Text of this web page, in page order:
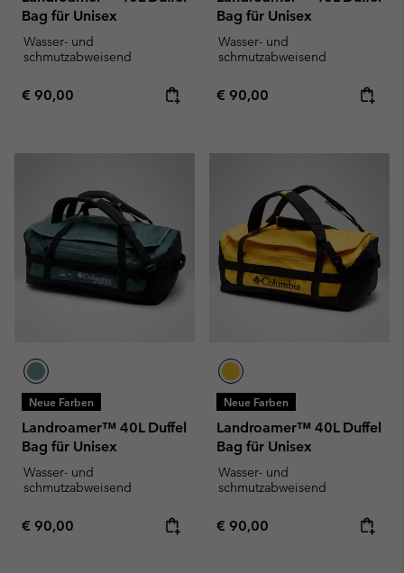
Bag für Unisex
Wasser- und
schmutzabweisend
Regular price:
€ 90,00
Bag für Unisex
Wasser- und
schmutzabweisend
Regular price:
€ 90,00
Neue Farben
Landroamer™ 40L Duffel
Bag für Unisex
Wasser- und
schmutzabweisend
Regular price:
€ 90,00
Neue Farben
Landroamer™ 40L Duffel
Bag für Unisex
Wasser- und
schmutzabweisend
Regular price:
€ 90,00